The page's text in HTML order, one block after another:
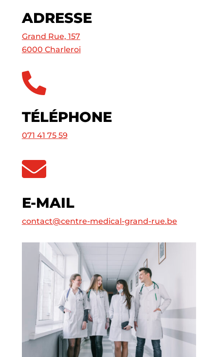
ADRESSE
Grand Rue, 157
6000 Charleroi

TÉLÉPHONE
071 41 75 59

E-MAIL
contact@centre-medical-grand-rue.be